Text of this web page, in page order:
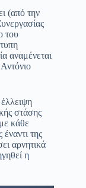
(από την
του
αναμένεται
στάσης
κάθε
έναντι της
αρνητικά
η